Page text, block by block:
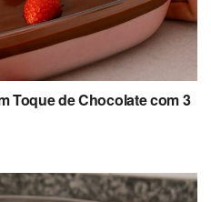
Toque de Chocolate com 3